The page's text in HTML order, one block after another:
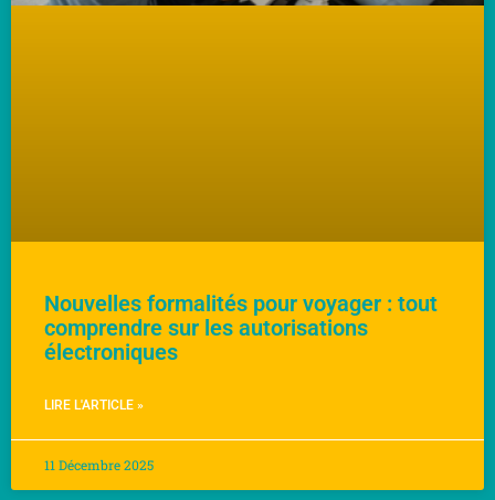
Nouvelles formalités pour voyager : tout
comprendre sur les autorisations
électroniques
LIRE L'ARTICLE »
11 Décembre 2025